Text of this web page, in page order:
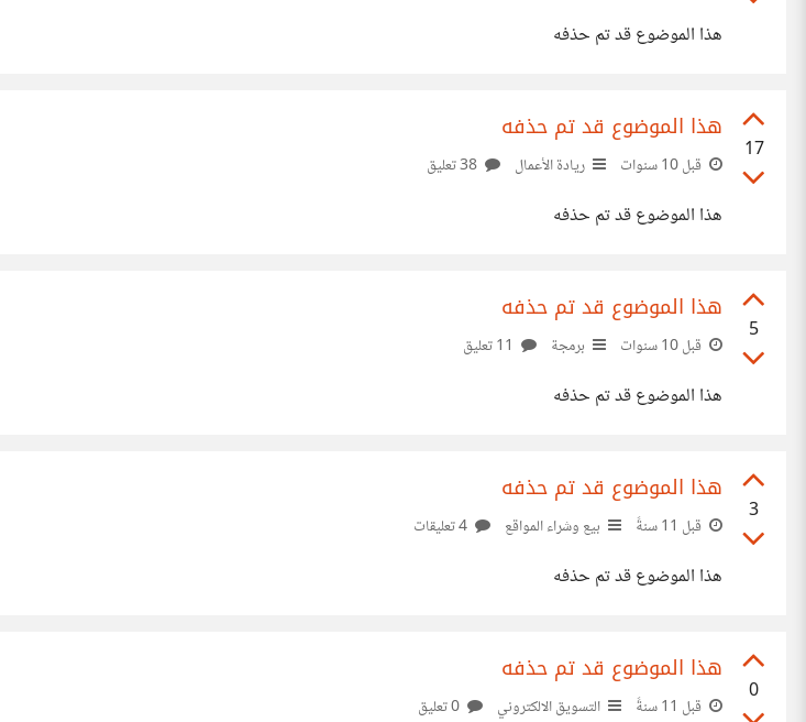
هذا الموضوع قد تم حذفه
17
هذا الموضوع قد تم حذفه
قبل 10 سنوات ريادة الأعمال
هذا الموضوع قد تم حذفه
5
هذا الموضوع قد تم حذفه
قبل 10 سنوات برمجة
هذا الموضوع قد تم حذفه
3
هذا الموضوع قد تم حذفه
قبل 11 سنةً بيع وشراء المواقع
هذا الموضوع قد تم حذفه
0
هذا الموضوع قد تم حذفه
قبل 11 سنةً التسويق الالكتروني